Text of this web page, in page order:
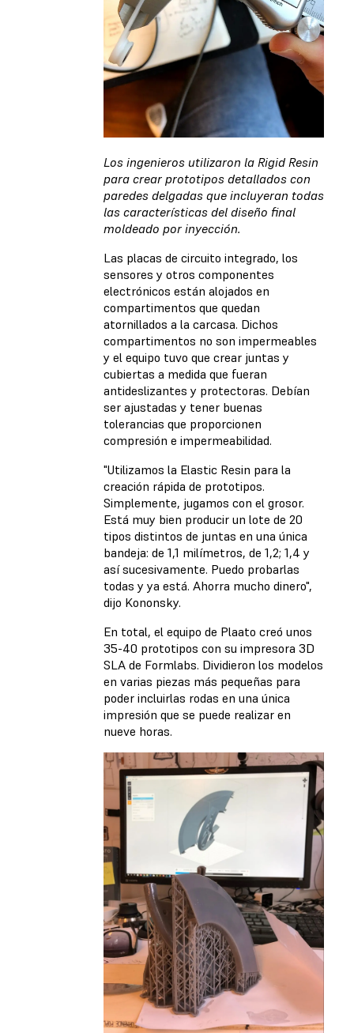
Los ingenieros utilizaron la Rigid Resin
para crear prototipos detallados con
paredes delgadas que incluyeran todas
las características del diseño final
moldeado por inyección.
Las placas de circuito integrado, los
sensores y otros componentes
electrónicos están alojados en
compartimentos que quedan
atornillados a la carcasa. Dichos
compartimentos no son impermeables
y el equipo tuvo que crear juntas y
cubiertas a medida que fueran
antideslizantes y protectoras. Debían
ser ajustadas y tener buenas
tolerancias que proporcionen
compresión e impermeabilidad.
"Utilizamos la Elastic Resin para la
creación rápida de prototipos.
Simplemente, jugamos con el grosor.
Está muy bien producir un lote de 20
tipos distintos de juntas en una única
bandeja: de 1,1 milímetros, de 1,2; 1,4 y
así sucesivamente. Puedo probarlas
todas y ya está. Ahorra mucho dinero",
dijo Kononsky.
En total, el equipo de Plaato creó unos
35-40 prototipos con su impresora 3D
SLA de Formlabs. Dividieron los modelos
en varias piezas más pequeñas para
poder incluirlas rodas en una única
impresión que se puede realizar en
nueve horas.